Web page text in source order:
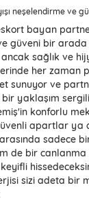
neşelendirme ve
bayan
güveni bir
ancak sağlık ve
her zaman
sunuyor ve
yaklaşım
konforlu
apartlar ya
sadece
de bir canlanma
sizi adeta bir